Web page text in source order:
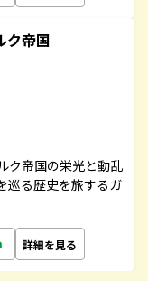
帝国
ク帝国の栄光と動乱
巡る歴史を旅するガ
詳細を見る